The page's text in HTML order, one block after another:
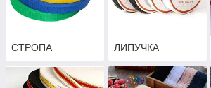
СТРОПА ЛИПУЧКА